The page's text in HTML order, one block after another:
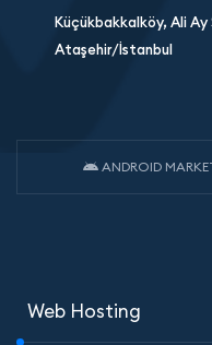
Küçükbakkalköy, Ali
Ataşehir/İstanbul
ANDROID
Web Hosting